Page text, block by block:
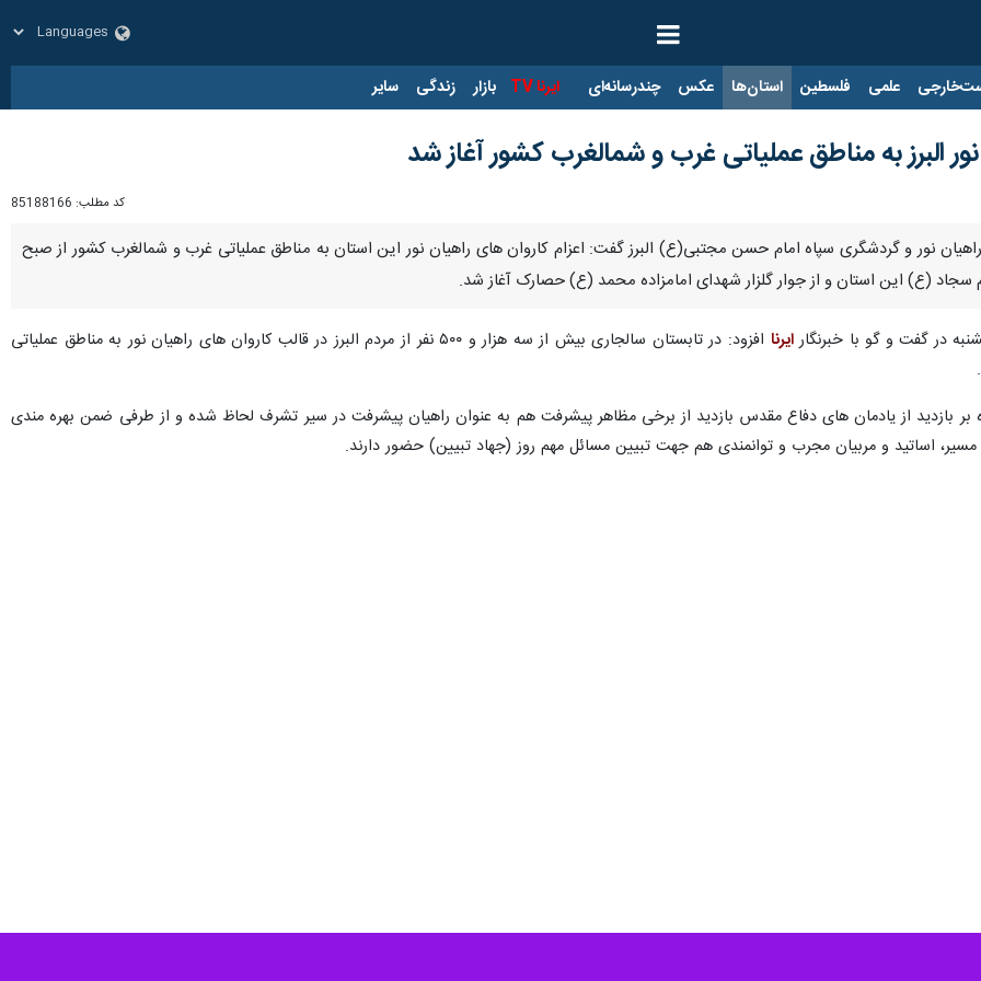
علمی فلسطین استان‌ها عکس چندرسانه‌ای ایرنا TV بازار زندگی سایر
البرز به مناطق عملیاتی غرب و شمالغرب کشور آغاز شد
کد مطلب: 85188166